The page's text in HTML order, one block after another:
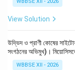
View Solution
উদ্ভিদ ও প্রাণী কোষের
সংগঠনের অভিমুখ)।
WBBSE XII - 2026